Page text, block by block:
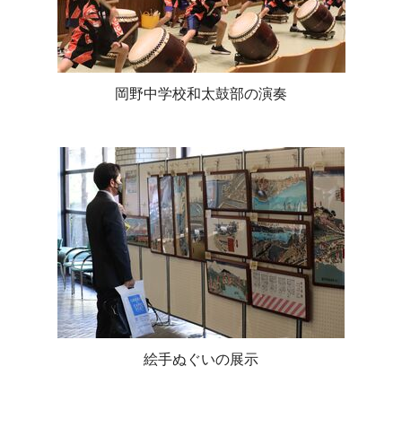
岡野中学校和太鼓部の演奏
絵手ぬぐいの展示